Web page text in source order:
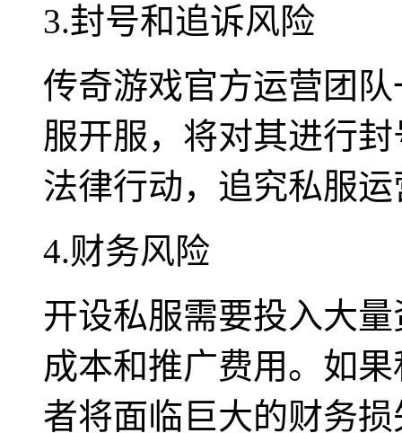
3.封号和追诉风险
传奇游戏官方运营团
服开服，将对其进行
法律行动，追究私服
4.财务风险
开设私服需要投入大
成本和推广费用。如
者将面临巨大的财务损